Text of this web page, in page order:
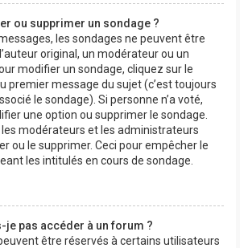
ou supprimer un sondage ?
les sondages ne peuvent être
original, un modérateur ou un
modifier un sondage, cliquez sur le
premier message du sujet (c’est toujours
le sondage). Si personne n’a voté,
une option ou supprimer le sondage.
modérateurs et les administrateurs
ou le supprimer. Ceci pour empêcher le
les intitulés en cours de sondage.
je pas accéder à un forum ?
être réservés à certains utilisateurs